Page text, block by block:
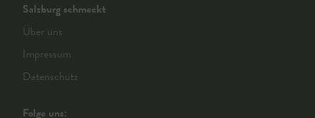
Salzburg schmeckt
Über uns
Impressum
Datenschutz
Folge uns: